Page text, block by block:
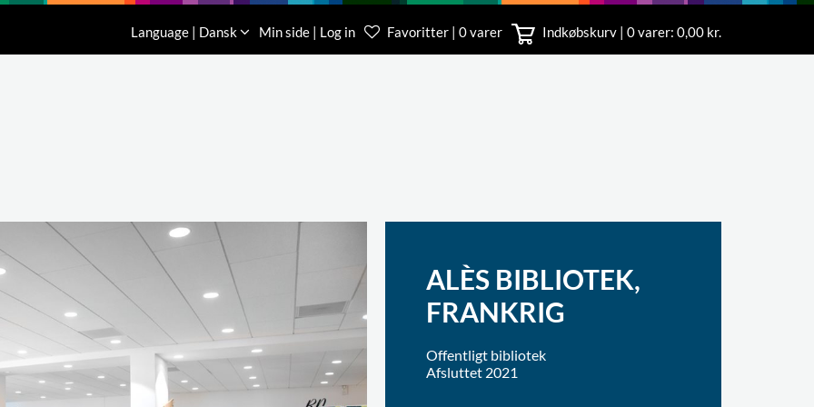
Language | Dansk Min side | Log in Favoritter | 0 varer Indkøbskurv | 0varer: 0,00 kr.
Kundeservice
76 78 26 11
ALÈS BIBLIOTEK,
FRANKRIG
Offentligt bibliotek
Afsluttet 2021